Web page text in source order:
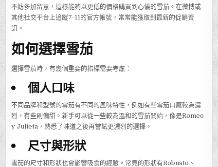
不妨多加留意，這樣能夠以更低的價格購買到心儀的雪茄。在微博或
其他社交平台上追蹤7-11的官方帳號，常常能獲取到最新的促銷資
訊。
如何選擇雪茄
選擇雪茄時，有幾個重要的指標需要考慮：
個人口味
不同品牌和型號的雪茄有不同的風味特性，例如有些雪茄口感較為濃
烈，有些則偏甜。新手可以從一些較為溫和的雪茄開始，像是Romeo
y Julieta，熟悉了味道之後再嘗試更濃烈的選擇。
尺寸與形狀
雪茄的尺寸和形狀也會影響吸食的經驗。常見的形狀有Robusto、